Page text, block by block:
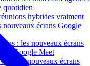
quotidien
hybrides vraiment
nouveaux écrans Google
: les nouveaux écrans
Google Meet
: les nouveaux écrans